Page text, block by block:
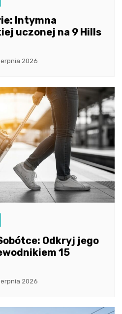
Intymna
uczonej na 9 Hills
2026
Odkryj jego
15
2026